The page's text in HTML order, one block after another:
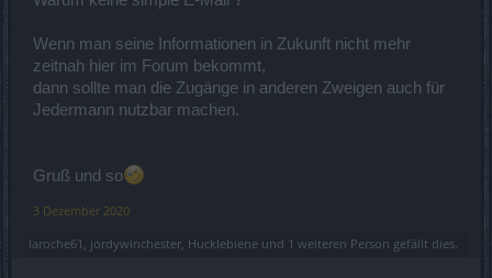
Wenn man seine Informationen in Zukunft nicht mehr
zeitnah hier im Forum bekommt,
dann sollte man die Zugänge in anderen Zweigen auch für
Jedermann nutzbar machen.
Gruß und so
3 Dezember 2020
laroche61 , jordywinchester, Hucklebiene und 1 weiteren Person gefällt dies.